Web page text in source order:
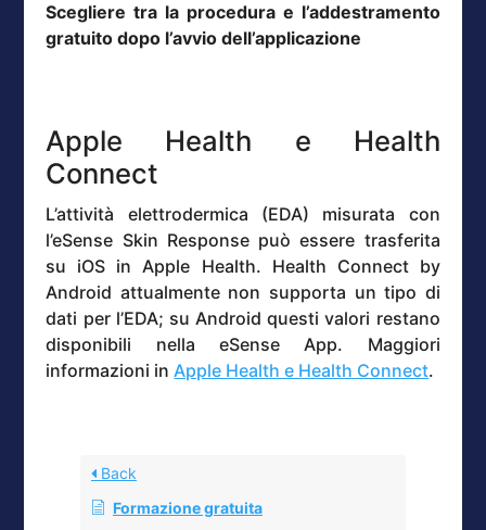
Scegliere tra la procedura e l’addestramento
gratuito dopo l’avvio dell’applicazione
Apple Health e Health
Connect
L’attività elettrodermica (EDA) misurata con
l’eSense Skin Response può essere trasferita
su iOS in Apple Health. Health Connect by
Android attualmente non supporta un tipo di
dati per l’EDA; su Android questi valori restano
disponibili nella eSense App. Maggiori
informazioni in Apple Health e Health Connect.
Back
Formazione gratuita